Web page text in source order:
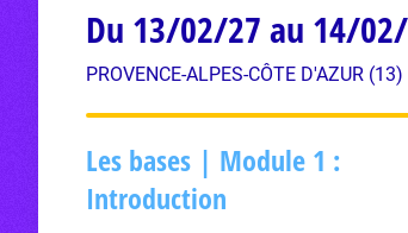
Du 13/02/27 au 14/
PROVENCE-ALPES-CÔTE D'AZUR (13)
Les bases | Module 1 :
Introduction